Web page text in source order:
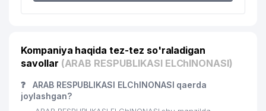
Kompaniya haqida tez-tez so'raladigan
savollar (ARAB RESPUBLIKASI ELChINONASI)
❓
ARAB RESPUBLIKASI ELChINONASI qaerda
joylashgan?